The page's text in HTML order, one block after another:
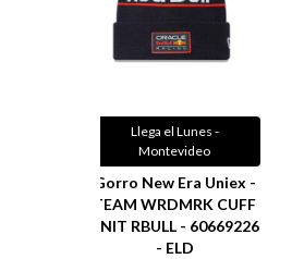
Llega el Lunes -
Montevideo
Gorro New Era Uniex -
TEAM WRDMRK CUFF
KNIT RBULL - 60669226
- ELD